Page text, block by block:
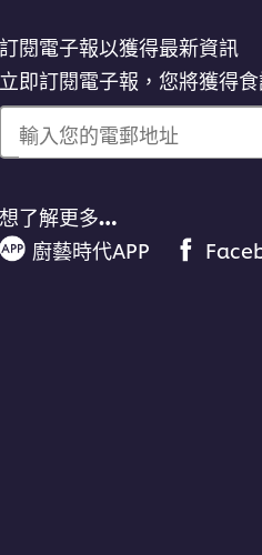
訂閱電子報以獲得最新資訊
立即訂閱電子報，您將獲得
輸入您的電郵地址
想了解更多…
廚藝時代APP